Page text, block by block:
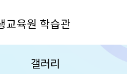
교육원 학습관
갤러리